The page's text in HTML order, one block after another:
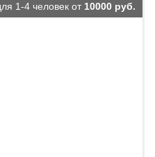
1-4 человек от 10000 руб.